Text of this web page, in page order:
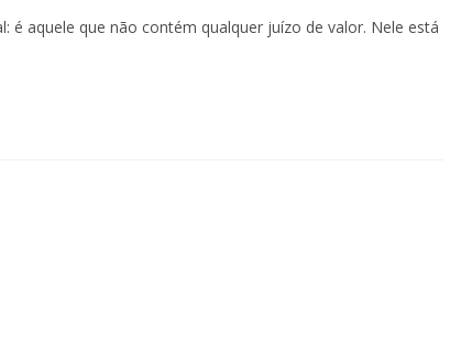
é aquele que não contém qualquer juízo de valor. Nele está